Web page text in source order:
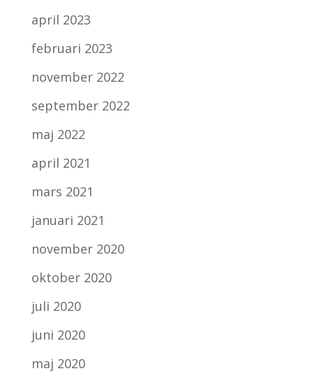
april 2023
februari 2023
november 2022
september 2022
maj 2022
april 2021
mars 2021
januari 2021
november 2020
oktober 2020
juli 2020
juni 2020
maj 2020